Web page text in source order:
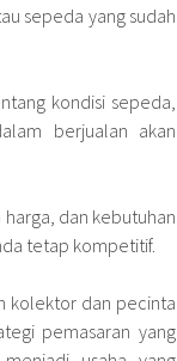
sepeda yang sudah
kondisi sepeda,
berjualan akan
dan kebutuhan
tetap kompetitif.
kolektor dan pecinta
pemasaran yang